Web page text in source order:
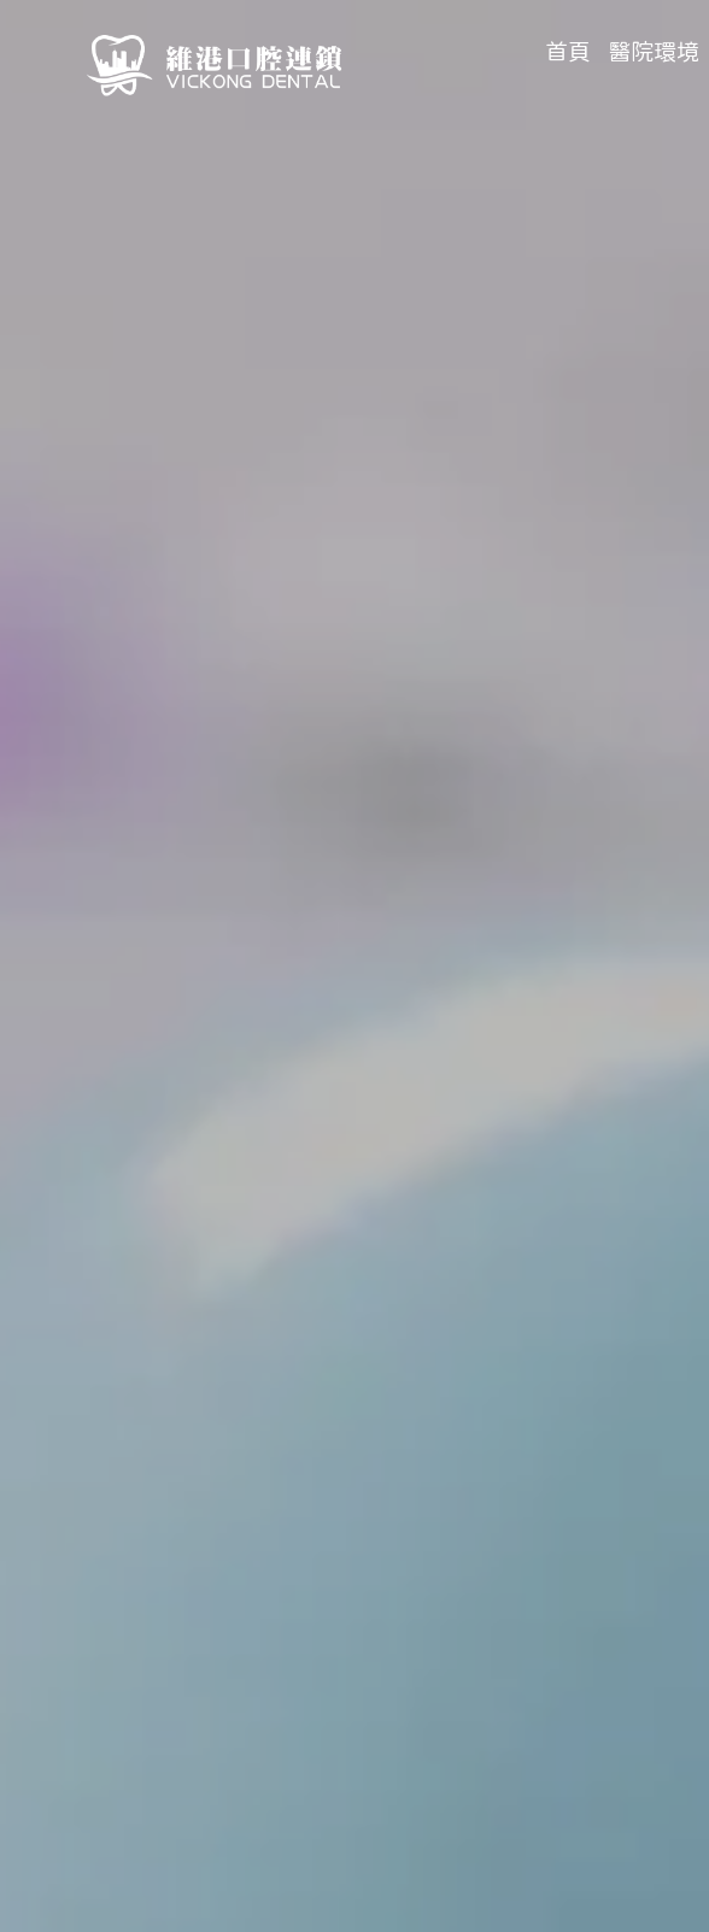
首頁 醫院環境